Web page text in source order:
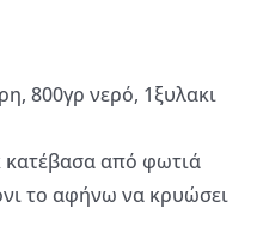
800γρ νερό, 1ξυλακι
από φωτιά
το αφήνω να κρυώσει